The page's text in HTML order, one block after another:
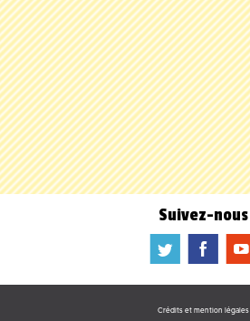
Suivez-nous
a b f
Crédits et mention légales